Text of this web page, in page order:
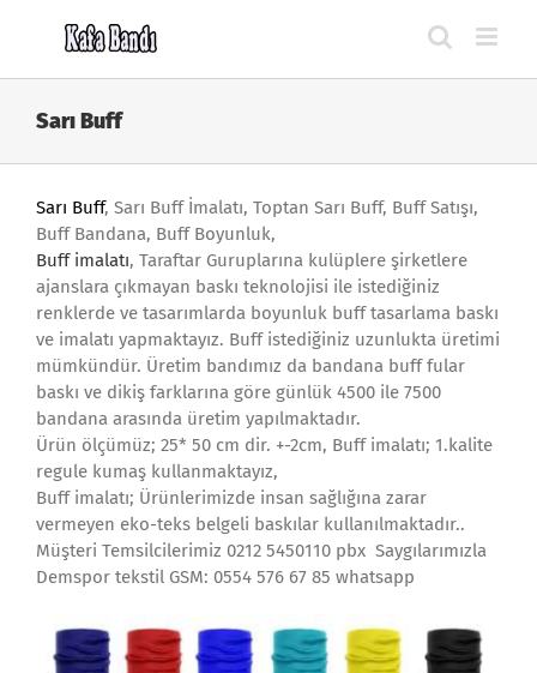
Sarı Buff
Sarı Buff, Sarı Buff İmalatı, Toptan Sarı Buff, Buff Satışı,
Buff Bandana, Buff Boyunluk,
Buff imalatı, Taraftar Guruplarına kulüplere şirketlere
ajanslara çıkmayan baskı teknolojisi ile istediğiniz
renklerde ve tasarımlarda boyunluk buff tasarlama baskı
ve imalatı yapmaktayız. Buff istediğiniz uzunlukta üretimi
mümkündür. Üretim bandımız da bandana buff fular
baskı ve dikiş farklarına göre günlük 4500 ile 7500
bandana arasında üretim yapılmaktadır.
Ürün ölçümüz; 25* 50 cm dir. +-2cm, Buff imalatı; 1.kalite
regule kumaş kullanmaktayız,
Buff imalatı; Ürünlerimizde insan sağlığına zarar
vermeyen eko-teks belgeli baskılar kullanılmaktadır..
Müşteri Temsilcilerimiz 0212 5450110 pbx Saygılarımızla
Demspor tekstil GSM: 0554 576 67 85 whatsapp